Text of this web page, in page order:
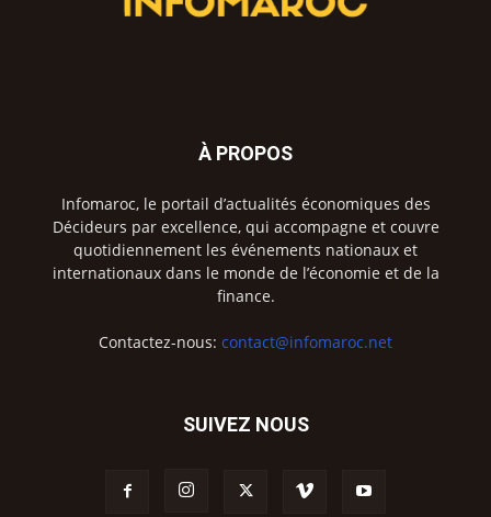
À PROPOS
Infomaroc, le portail d’actualités économiques des
Décideurs par excellence, qui accompagne et couvre
quotidiennement les événements nationaux et
internationaux dans le monde de l’économie et de la
finance.
Contactez-nous: contact@infomaroc.net
SUIVEZ NOUS